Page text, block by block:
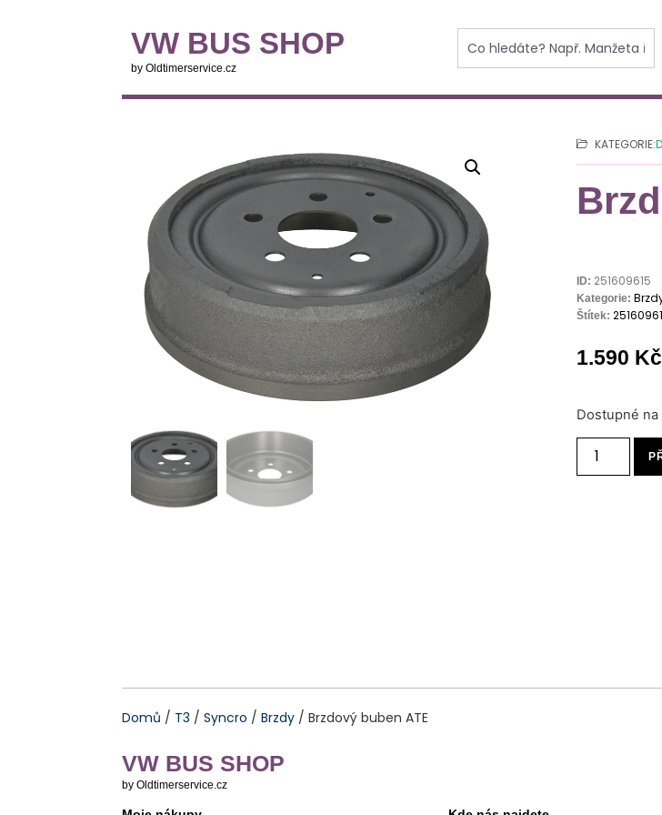
VW BUS SHOP
by Oldtimerservice.cz
KATEGORIE:
ID: 251609615
Kategorie:
Štítek:
1.590 Kč
Dostupné
Domů / T3 /Syncro /Brzdy / Brzdový buben ATE
VW BUS SHOP
by Oldtimerservice.cz